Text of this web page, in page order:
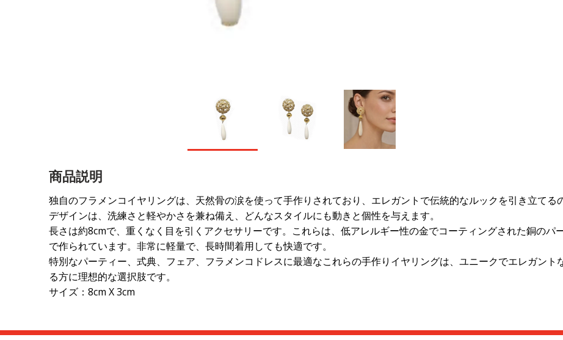
商品説明
独自のフラメンコイヤリングは、天然骨の涙を使って手作りされており、エレガントで伝統的なルックを引き立て
デザインは、洗練さと軽やかさを兼ね備え、どんなスタイルにも動きと個性を与えます。
長さは約8cmで、重くなく目を引くアクセサリーです。これらは、低アレルギー性の金でコーティングされた銅の
で作られています。非常に軽量で、長時間着用しても快適です。
特別なパーティー、式典、フェア、フラメンコドレスに最適なこれらの手作りイヤリングは、ユニークでエレガン
る方に理想的な選択肢です。
サイズ：8cm X 3cm